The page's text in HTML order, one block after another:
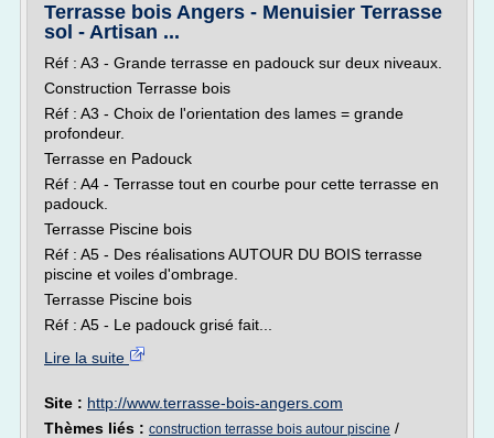
Terrasse bois Angers - Menuisier Terrasse
sol - Artisan ...
Réf : A3 - Grande terrasse en padouck sur deux niveaux.
Construction Terrasse bois
Réf : A3 - Choix de l'orientation des lames = grande
profondeur.
Terrasse en Padouck
Réf : A4 - Terrasse tout en courbe pour cette terrasse en
padouck.
Terrasse Piscine bois
Réf : A5 - Des réalisations AUTOUR DU BOIS terrasse
piscine et voiles d'ombrage.
Terrasse Piscine bois
Réf : A5 - Le padouck grisé fait...
Lire la suite
Site : http://www.terrasse-bois-angers.com
Thèmes liés : construction terrasse bois autour piscine /